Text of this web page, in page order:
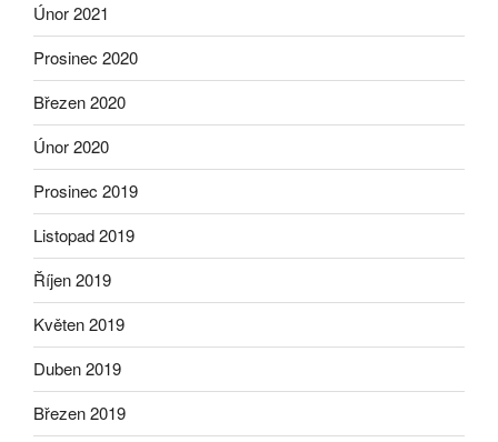
Únor 2021
Prosinec 2020
Březen 2020
Únor 2020
Prosinec 2019
Listopad 2019
Říjen 2019
Květen 2019
Duben 2019
Březen 2019